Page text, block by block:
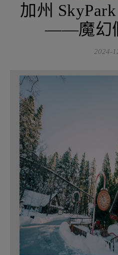
加州
——魔幻
2024-